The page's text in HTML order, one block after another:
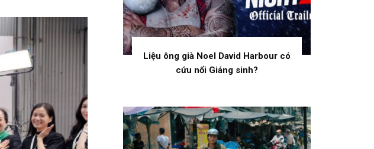
Liệu ông già Noel David Harbour có
cứu nổi Giáng sinh?